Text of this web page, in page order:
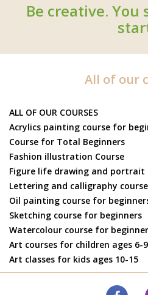
Be creative. You
All of our
ALL OF OUR COURSES
Acrylics painting course for
Course for Total Beginners
Fashion illustration Course
Figure life drawing and portrait
Lettering and calligraphy course
Oil painting course for
Sketching course for beginners
Watercolour course for
Art courses for children ages 6-9
Art classes for kids ages 10-15